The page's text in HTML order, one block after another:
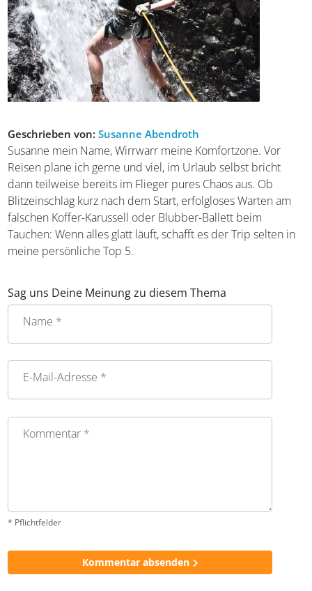
Kategorie: Regionen
Tags:Deutschland|Europa|Inseln|Kultur
Susanne mein Name, Wirrwarr meine Komfortzone. Vor
Reisen plane ich gerne und viel, im Urlaub selbst bricht
dann teilweise bereits im Flieger pures Chaos aus. Ob
Blitzeinschlag kurz nach dem Start, erfolgloses Warten am
falschen Koffer-Karussell oder Blubber-Ballett beim
Tauchen: Wenn alles glatt läuft, schafft es der Trip selten
in meine persönliche Top 5.
Sag uns Deine Meinung zu diesem Thema
E-Mail-Adresse
Kommentar*